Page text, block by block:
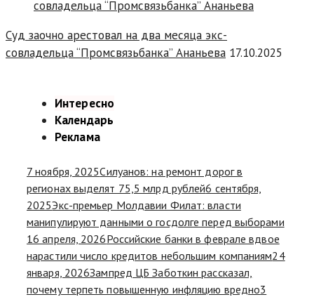
Суд заочно арестовал на два месяца экс-
совладельца “Промсвязьбанка” Ананьева 17.10.2025
Интересно
Календарь
Реклама
7 ноября, 2025Силуанов: на ремонт дорог в
регионах выделят 75,5 млрд рублей6 сентября,
2025Экс-премьер Молдавии Филат: власти
манипулируют данными о госдолге перед выборами
16 апреля, 2026Российские банки в феврале вдвое
нарастили число кредитов небольшим компаниям24
января, 2026Зампред ЦБ Заботкин рассказал,
почему терпеть повышенную инфляцию вредно3